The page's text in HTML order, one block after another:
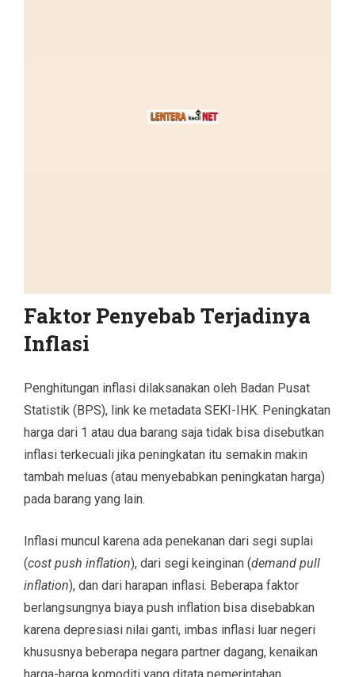
Faktor Penyebab Terjadinya
Inflasi
Penghitungan inflasi dilaksanakan oleh Badan Pusat
Statistik (BPS), link ke metadata SEKI-IHK. Peningkatan
harga dari 1 atau dua barang saja tidak bisa disebutkan
inflasi terkecuali jika peningkatan itu semakin makin
tambah meluas (atau menyebabkan peningkatan harga)
pada barang yang lain.
Inflasi muncul karena ada penekanan dari segi suplai
(cost push inflation), dari segi keinginan (demand pull
inflation), dan dari harapan inflasi. Beberapa faktor
berlangsungnya biaya push inflation bisa disebabkan
karena depresiasi nilai ganti, imbas inflasi luar negeri
khususnya beberapa negara partner dagang, kenaikan